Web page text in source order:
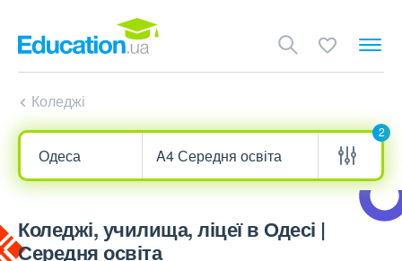
Коледжі
2
Коледжі, училища, ліцеї в Одесі |
Середня освіта